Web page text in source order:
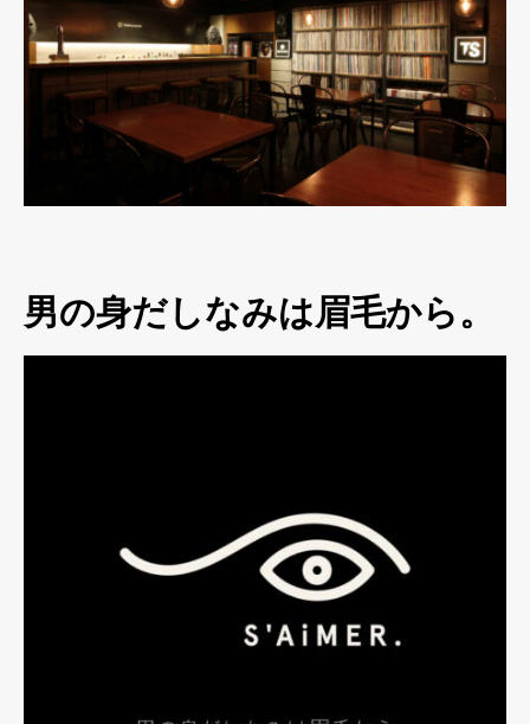
男の身だしなみは眉毛から。